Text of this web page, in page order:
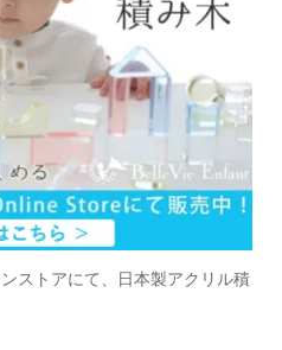
ストアにて、日本製アクリル積